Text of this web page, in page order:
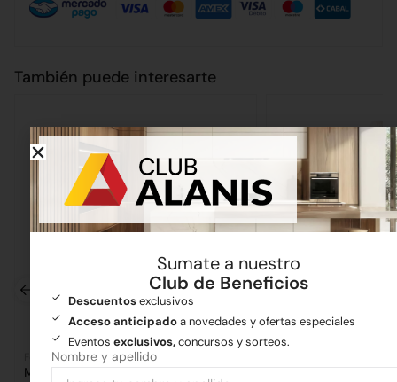
También puede interesarte
Ferretería
Maza de 1kg Guante Moteado
Sumate a nuestro
Club de Beneficios
Descuentosexclusivos
Acceso anticipadoa novedades y ofertas especiales
Eventos exclusivos,concursos y sorteos.
Nombre y apellido